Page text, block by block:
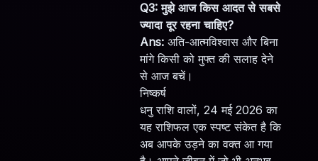
Q3: मुझे आज किस आदत से सबसे
ज्यादा दूर रहना चाहिए?
Ans: अति-आत्मविश्वास और बिना
मांगे किसी को मुफ्त की सलाह देने
से आज बचें।
निष्कर्ष
धनु राशि वालों, 24 मई 2026 का
यह राशिफल एक स्पष्ट संकेत है कि
अब आपके उड़ने का वक्त आ गया